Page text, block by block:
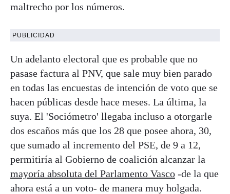
maltrecho por los números.
PUBLICIDAD
Un adelanto electoral que es probable que no
pasase factura al PNV, que sale muy bien parado
en todas las encuestas de intención de voto que se
hacen públicas desde hace meses. La última, la
suya. El 'Sociómetro' llegaba incluso a otorgarle
dos escaños más que los 28 que posee ahora, 30,
que sumado al incremento del PSE, de 9 a 12,
permitiría al Gobierno de coalición alcanzar la
mayoría absoluta del Parlamento Vasco -de la que
ahora está a un voto- de manera muy holgada.